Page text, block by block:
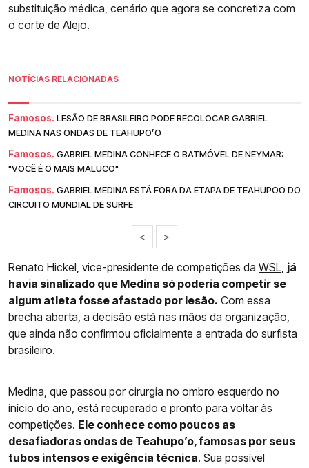
substituição médica, cenário que agora se concretiza com
o corte de Alejo.
NOTÍCIAS RELACIONADAS
Famosos. LESÃO DE BRASILEIRO PODE RECOLOCAR GABRIEL
MEDINA NAS ONDAS DE TEAHUPO’O
Famosos. GABRIEL MEDINA CONHECE O BATMÓVEL DE NEYMAR:
"VOCÊ É O MAIS MALUCO"
Famosos. GABRIEL MEDINA ESTÁ FORA DA ETAPA DE TEAHUPOO DO
CIRCUITO MUNDIAL DE SURFE
< >
Renato Hickel, vice-presidente de competições da WSL já
havia sinalizado que Medina só poderia competir se
algum atleta fosse afastado por lesão. Com essa
brecha aberta, a decisão está nas mãos da organização,
que ainda não confirmou oficialmente a entrada do surfista
brasileiro.
Medina, que passou por cirurgia no ombro esquerdo no
início do ano, está recuperado e pronto para voltar às
competições. Ele conhece como poucos as
desafiadoras ondas de Teahupo’o, famosas por seus
tubos intensos e exigência técnica. Sua possível